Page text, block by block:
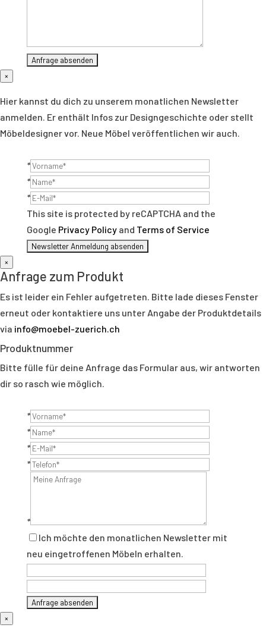
×
Hier kannst du dich zu unserem monatlichen Newsletter
anmelden. Er enthält Infos zur Designgeschichte oder stellt
Möbeldesigner vor. Neue Möbel veröffentlichen wir auch.
*
*
*
This site is protected by reCAPTCHA and the
Google Privacy Policyand Terms of Service
×
Anfrage zum Produkt
Es ist leider ein Fehler aufgetreten. Bitte lade dieses Fenster
erneut oder kontaktiere uns unter Angabe der Produktdetails
via info@moebel-zuerich.ch
Produktnummer
Bitte fülle für deine Anfrage das Formular aus, wir antworten
dir so rasch wie möglich.
*
*
*
*
*
Ich möchte den monatlichen Newsletter mit
neu eingetroffenen Möbeln erhalten.
×